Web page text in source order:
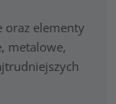
oraz elementy
metalowe,